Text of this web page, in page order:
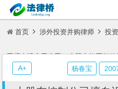
首页 涉外投资并购律师 投
司擅自设立子公司，小股东能否行
杨春宝
A+